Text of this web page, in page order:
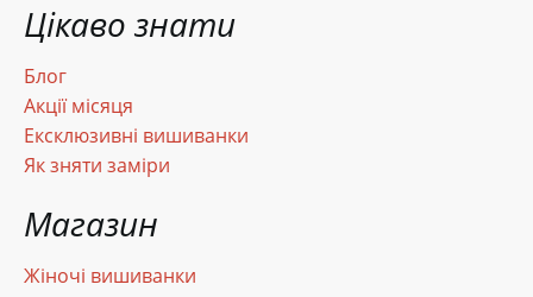
Цікаво знати
Блог
Акції місяця
Ексклюзивні вишиванки
Як зняти заміри
Магазин
Жіночі вишиванки